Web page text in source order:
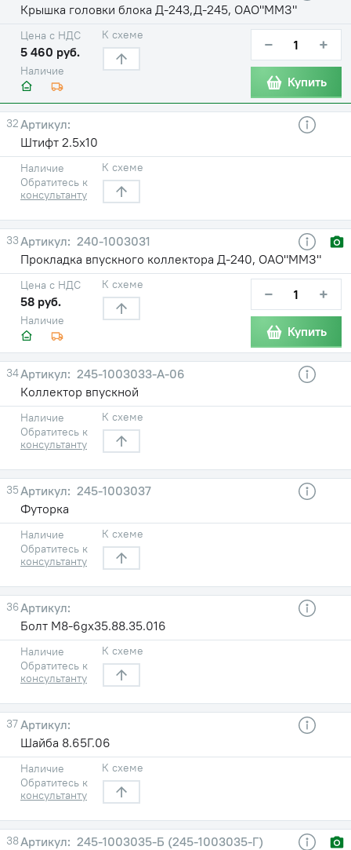
Крышка головки блока Д-243,Д-245, ОАО"ММЗ"
Наличие
Цена с НДС
5 460 руб.
К схеме − +
Купить
32
Штифт 2.5х10
Наличие
Обратитесь к
консультанту
К схеме
33
240-1003031
Прокладка впускного коллектора Д-240, ОАО"ММЗ"
Наличие
Цена с НДС
58 руб.
К схеме − +
Купить
34
245-1003033-А-06
Коллектор впускной
Наличие
Обратитесь к
консультанту
К схеме
35
245-1003037
Футорка
Наличие
Обратитесь к
консультанту
К схеме
36
Болт М8-6gх35.88.35.016
Наличие
Обратитесь к
консультанту
К схеме
37
Шайба 8.65Г.06
Наличие
Обратитесь к
консультанту
К схеме
38 245-1003035-Б (245-1003035-Г)